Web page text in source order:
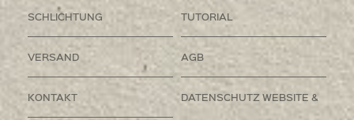
SCHLICHTUNG TUTORIAL
VERSAND AGB
KONTAKT DATENSCHUTZ WEBSITE &